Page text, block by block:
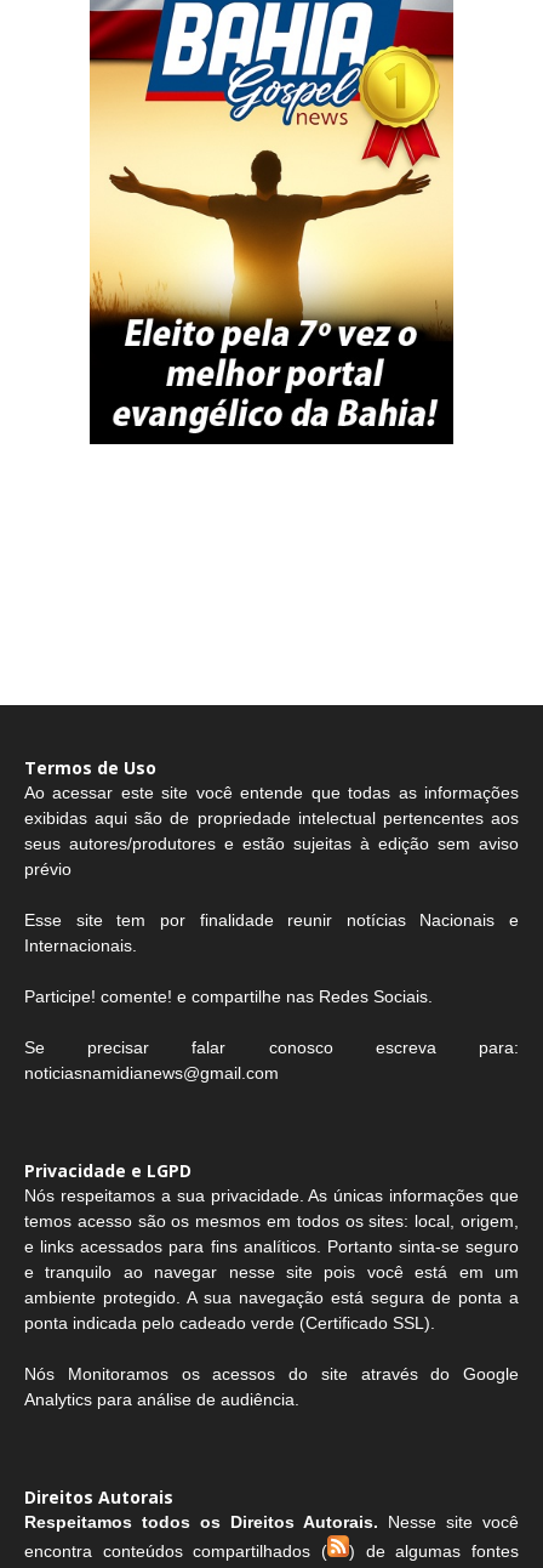
Termos de Uso
Ao acessar este site você entende que todas as informações
exibidas aqui são de propriedade intelectual pertencentes aos
seus autores/produtores e estão sujeitas à edição sem aviso
prévio
Esse site tem por finalidade reunir notícias Nacionais e
Internacionais.
Participe! comente! e compartilhe nas Redes Sociais.
Se precisar falar conosco escreva para:
noticiasnamidianews@gmail.com
Privacidade e LGPD
Nós respeitamos a sua privacidade. As únicas informações que
temos acesso são os mesmos em todos os sites: local, origem,
e links acessados para fins analíticos. Portanto sinta-se seguro
e tranquilo ao navegar nesse site pois você está em um
ambiente protegido. A sua navegação está segura de ponta a
ponta indicada pelo cadeado verde (Certificado SSL).
Nós Monitoramos os acessos do site através do Google
Analytics para análise de audiência.
Direitos Autorais
Respeitamos todos os Direitos Autorais. Nesse site você
encontra conteúdos compartilhados (
) de algumas fontes